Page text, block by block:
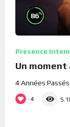
86%
Présence
Un moment
4 Années Passés
4